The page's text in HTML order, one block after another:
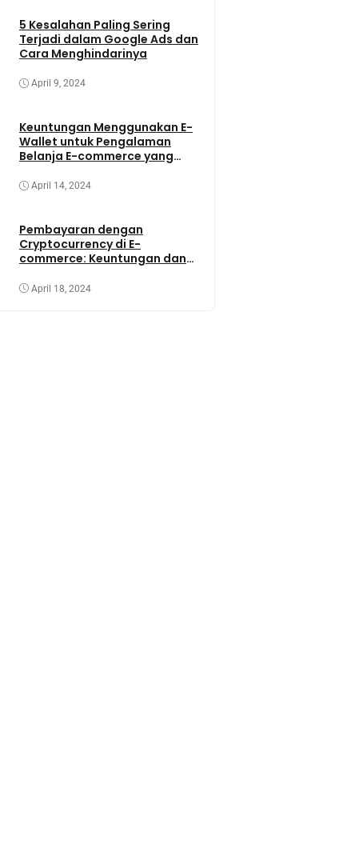
5 Kesalahan Paling Sering
Terjadi dalam Google Ads dan
Cara Menghindarinya
April 9, 2024
Keuntungan Menggunakan E-
Wallet untuk Pengalaman
Belanja E-commerce yang
April 14, 2024
Pembayaran dengan
Cryptocurrency di E-
commerce: Keuntungan dan
April 18, 2024